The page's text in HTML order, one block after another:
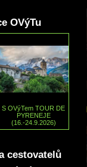
OVýTu
S OVýTem TOUR DE
PYRENEJE
(16.-24.9.2026)
cestovatelů